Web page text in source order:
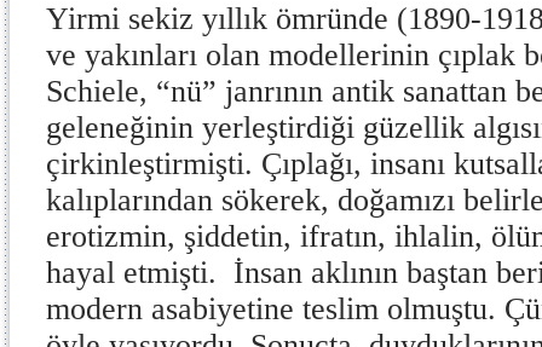
Yirmi sekiz yıllık ömründe (1890-
ve yakınları olan modellerinin çıplak
Schiele, “nü” janrının antik sanattan
geleneğinin yerleştirdiği güzellik
çirkinleştirmişti. Çıplağı, insanı
kalıplarından sökerek, doğamızı
erotizmin, şiddetin, ifratın, ihlalin,
hayal etmişti. İnsan aklının baştan
modern asabiyetine teslim olmuştu.